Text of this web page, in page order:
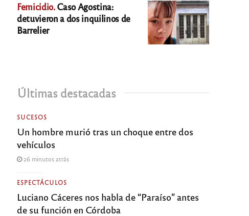
Femicidio.Caso Agostina:
detuvieron a dos inquilinos de
Barrelier
Últimas destacadas
SUCESOS
Un hombre murió tras un choque entre dos
vehículos
26 minutos atrás
ESPECTÁCULOS
Luciano Cáceres nos habla de “Paraíso” antes
de su función en Córdoba